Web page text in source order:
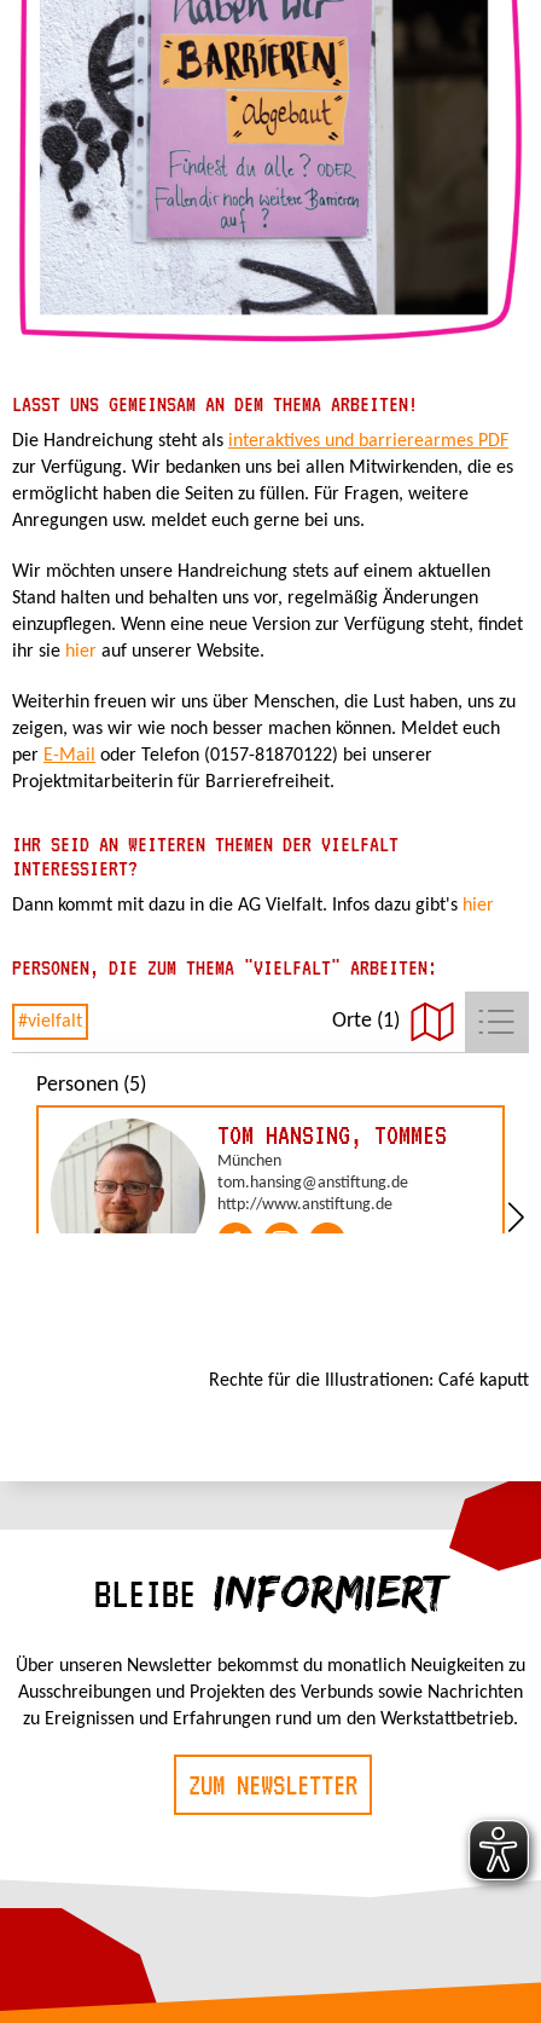
LASST UNS GEMEINSAM AN DEM THEMA ARBEITEN!
Die Handreichung steht als interaktives und barrierearmes PDF
zur Verfügung. Wir bedanken uns bei allen Mitwirkenden, die es
ermöglicht haben die Seiten zu füllen. Für Fragen, weitere
Anregungen usw. meldet euch gerne bei uns.
Wir möchten unsere Handreichung stets auf einem aktuellen
Stand halten und behalten uns vor, regelmäßig Änderungen
einzupflegen. Wenn eine neue Version zur Verfügung steht, findet
ihr sie hier auf unserer Website.
Weiterhin freuen wir uns über Menschen, die Lust haben, uns zu
zeigen, was wir wie noch besser machen können. Meldet euch
per E-Mail oder Telefon (0157-81870122) bei unserer
Projektmitarbeiterin für Barrierefreiheit.
IHR SEID AN WEITEREN THEMEN DER VIELFALT
INTERESSIERT?
Dann kommt mit dazu in die AG Vielfalt. Infos dazu gibt's hier
PERSONEN, DIE ZUM THEMA "VIELFALT" ARBEITEN:
Rechte für die Illustrationen: Café kaputt
BLEIBE INFORMIERT
Über unseren Newsletter bekommst du monatlich Neuigkeiten zu
Ausschreibungen und Projekten des Verbunds sowie Nachrichten
zu Ereignissen und Erfahrungen rund um den Werkstattbetrieb.
ZUM NEWSLETTER